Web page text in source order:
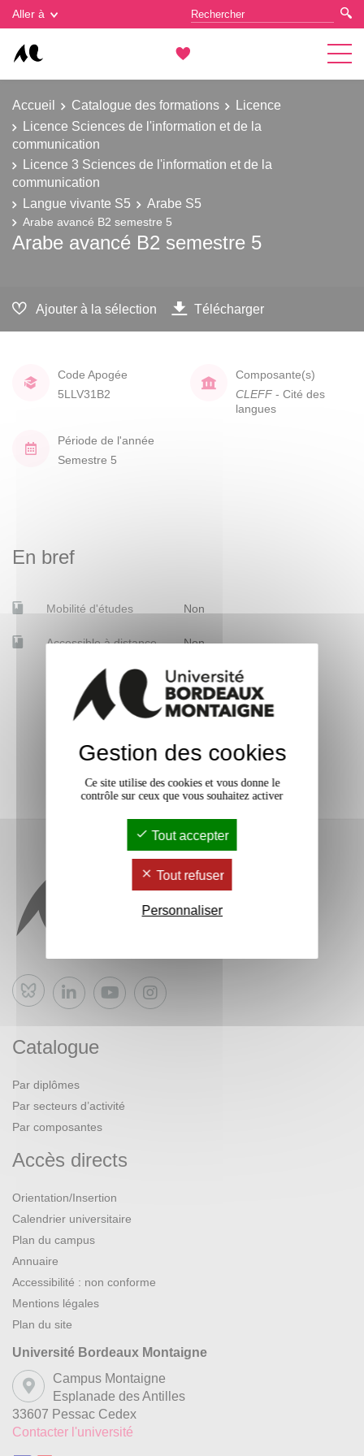
Aller à
Accueil Catalogue des formations
Licence
Licence Sciences de l'information et de la
communication
Licence 3 Sciences de l'information et de la
communication
Langue vivante S5
Arabe S5
Arabe avancé B2 semestre 5
Arabe avancé B2 semestre 5
Ajouter à la sélection Télécharger
Code Apogée
5LLV31B2
Composante(s)
CLEFF - Cité des
langues
Période de l'année
Semestre 5
En bref
Mobilité d'études Non
Accessible à distance Non
Bluesky
Catalogue
Par diplômes
Par secteurs d’activité
Par composantes
Accès directs
Orientation/Insertion
Calendrier universitaire
Plan du campus
Annuaire
Accessibilité : non conforme
Mentions légales
Plan du site
Université Bordeaux Montaigne
Campus Montaigne
Esplanade des Antilles
33607 Pessac Cedex
Contacter l'université
Gestion des cookies
Gestion des cookies
Ce site utilise des cookies et vous donne le
contrôle sur ceux que vous souhaitez activer
Tout accepter
Tout refuser
Personnaliser